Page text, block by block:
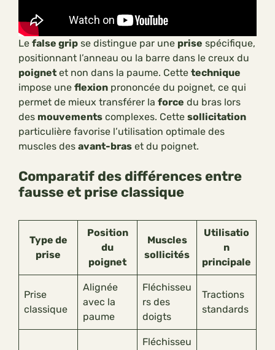
Le false grip se distingue par une prise spécifique,
positionnant l’anneau ou la barre dans le creux du
poignet et non dans la paume. Cette technique
impose une flexion prononcée du poignet, ce qui
permet de mieux transférer la force du bras lors
des mouvements complexes. Cette sollicitation
particulière favorise l’utilisation optimale des
muscles des avant-bras et du poignet.
Comparatif des différences entre
fausse et prise classique
Type de
prise
Position
du
poignet
Muscles
sollicités
Utilisatio
n
principale
Prise
classique
Alignée
avec la
paume
Fléchisseu
rs des
doigts
Tractions
standards
Fléchisseu